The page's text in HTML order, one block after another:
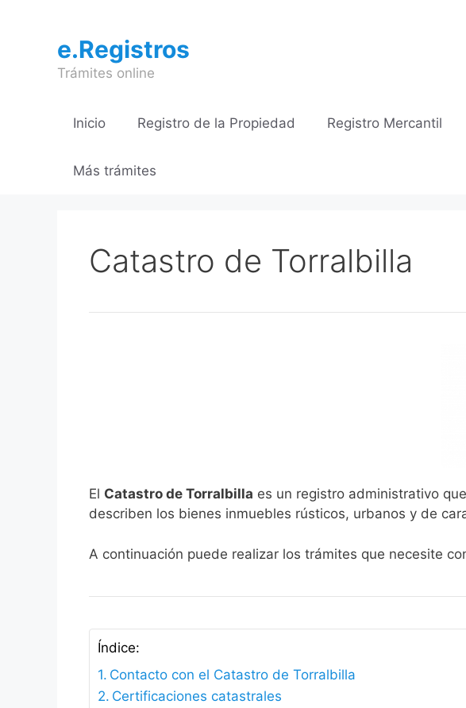
contenidoe.Registros
Trámites online
Inicio Registro de la Propiedad Registro Mercantil
Más trámites
Catastro de Torralbilla
El Catastro de Torralbilla es un registro administrativo
describen los bienes inmuebles rústicos, urbanos y de
A continuación puede realizar los trámites que necesite
Índice:
Contacto con el Catastro de Torralbilla
Certificaciones catastrales